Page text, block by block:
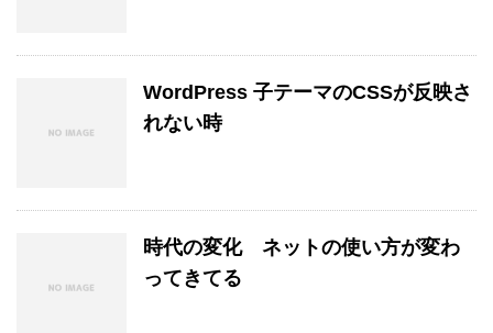
WordPress 子テーマのCSSが反映さ
れない時
時代の変化 ネットの使い方が変わ
ってきてる